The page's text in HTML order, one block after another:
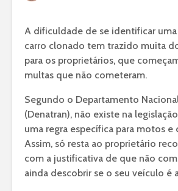
A dificuldade de se identificar
carro clonado tem trazido muita
para os proprietários, que
multas que não cometeram.
Segundo o Departamento
(Denatran), não existe na
uma regra específica para motos e
Assim, só resta ao proprietário
com a justificativa de que não
ainda descobrir se o seu veículo é